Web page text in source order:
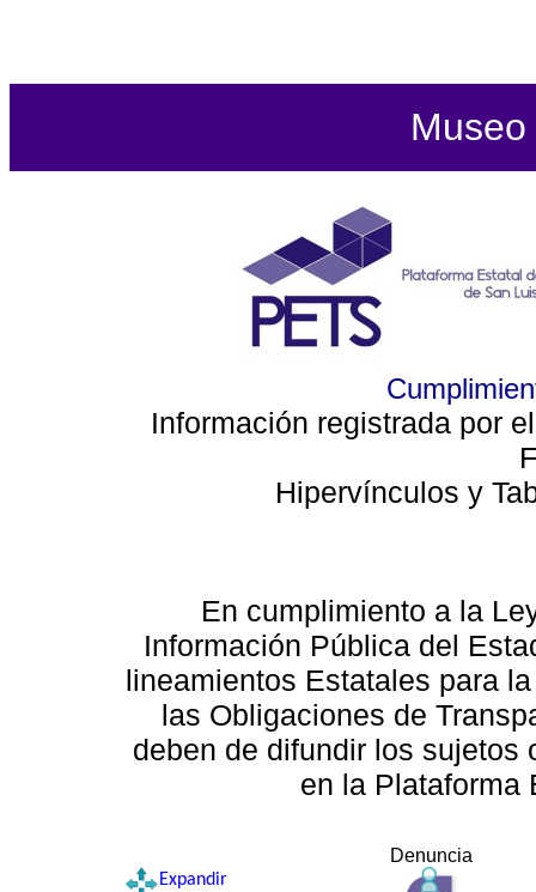
Información registrada por
Hipervínculos y
En cumplimiento a la
Información Pública del
lineamientos Estatales para
las Obligaciones de
deben de difundir los sujetos
en la Plataforma
Denuncia
Expandir